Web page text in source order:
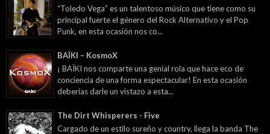
“Toledo Vega” es un talentoso músico que tiene como su
principal fuerte el género del Rock Alternativo y el Pop
Punk, en esta ocasión nos co...
BAÏKI – KosmoX
¡ BAÏKI nos comparte una genial rola que hace eco de
conciencia de una forma espectacular! En esta ocasión
deberías darle un vistazo a esta...
The Dirt Whisperers - Five
Cargado de un estilo sureño y country, llega la banda The